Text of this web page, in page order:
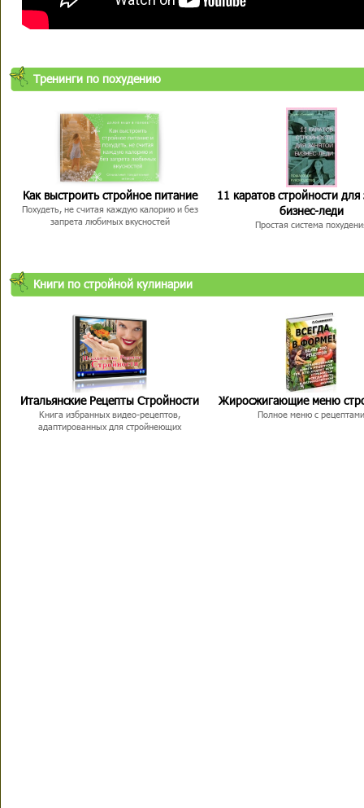
Тренинги по похудению
Как выстроить стройное питание
Похудеть, не считая каждую калорию и без
запрета любимых вкусностей
11 каратов стройности для
бизнес-леди
Простая система
Книги по стройной кулинарии
Итальянские Рецепты Стройности
Книга избранных видео-рецептов,
адаптированных для стройнеющих
Жиросжигающие меню
Полное меню с рецептами